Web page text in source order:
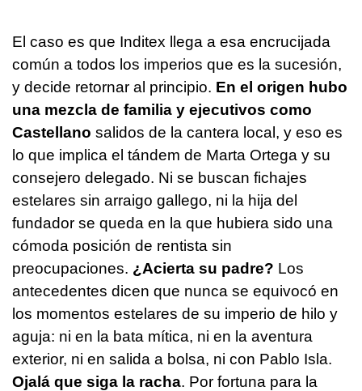
El caso es que Inditex llega a esa encrucijada
común a todos los imperios que es la sucesión,
y decide retornar al principio. En el origen hubo
una mezcla de familia y ejecutivos como
Castellano salidos de la cantera local, y eso es
lo que implica el tándem de Marta Ortega y su
consejero delegado. Ni se buscan fichajes
estelares sin arraigo gallego, ni la hija del
fundador se queda en la que hubiera sido una
cómoda posición de rentista sin
preocupaciones. ¿Acierta su padre? Los
antecedentes dicen que nunca se equivocó en
los momentos estelares de su imperio de hilo y
aguja: ni en la bata mítica, ni en la aventura
exterior, ni en salida a bolsa, ni con Pablo Isla.
Ojalá que siga la racha. Por fortuna para la